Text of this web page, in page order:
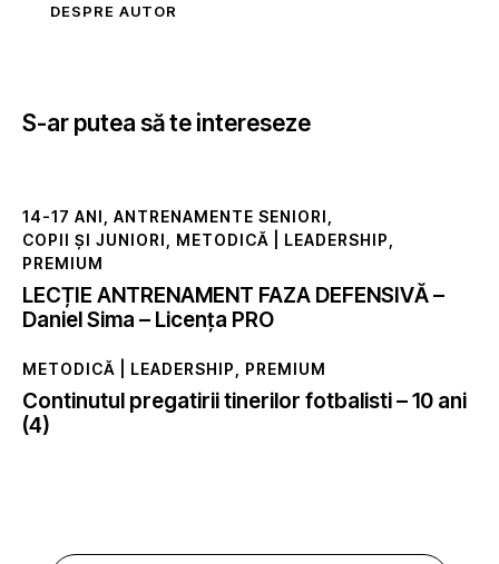
DESPRE AUTOR
S-ar putea să te intereseze
14-17 ANI ANTRENAMENTE SENIORI
COPII ȘI JUNIORI
METODICĂ | LEADERSHIP
PREMIUM
LECȚIE ANTRENAMENT FAZA DEFENSIVĂ –
Daniel Sima – Licența PRO
METODICĂ | LEADERSHIP PREMIUM
Continutul pregatirii tinerilor fotbalisti – 10 ani
(4)